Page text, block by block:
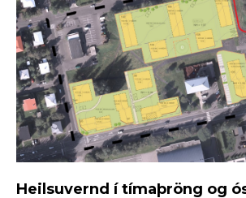
Heilsuvernd í tímaþröng og